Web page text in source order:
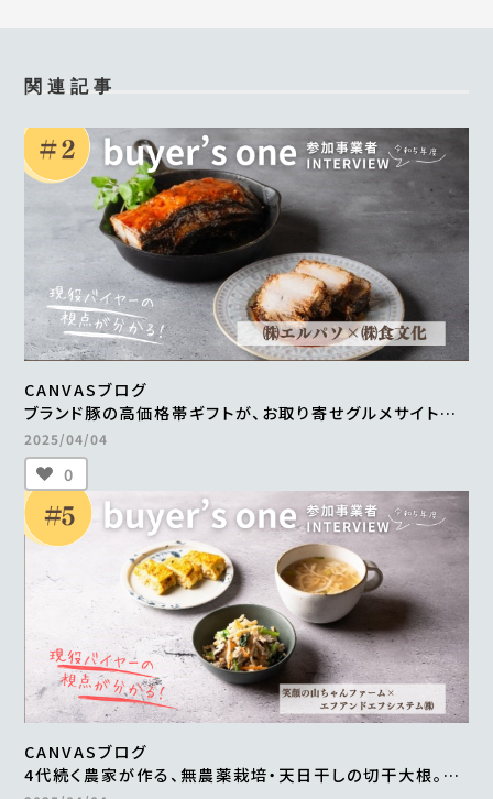
関連記事
CANVASブログ
ブランド豚の高価格帯ギフトが、お取り寄せグルメサイトに
掲載。
継続的な販売や新商品の開発も進行中
＜from buyer’s one＞
2025/04/04
0
CANVASブログ
4代続く農家が作る、無農薬栽培・天日干しの切干大根。